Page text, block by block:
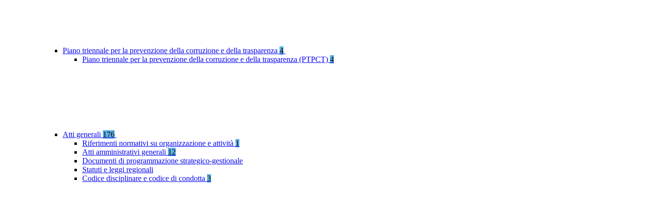
Piano triennale per la prevenzione della corruzione e della trasparenza 4
Piano triennale per la prevenzione della corruzione e della trasparenza (PTPCT) 4
Atti generali 176
Riferimenti normativi su organizzazione e attività 1
Atti amministrativi generali 12
Documenti di programmazione strategico-gestionale
Statuti e leggi regionali
Codice disciplinare e codice di condotta 3